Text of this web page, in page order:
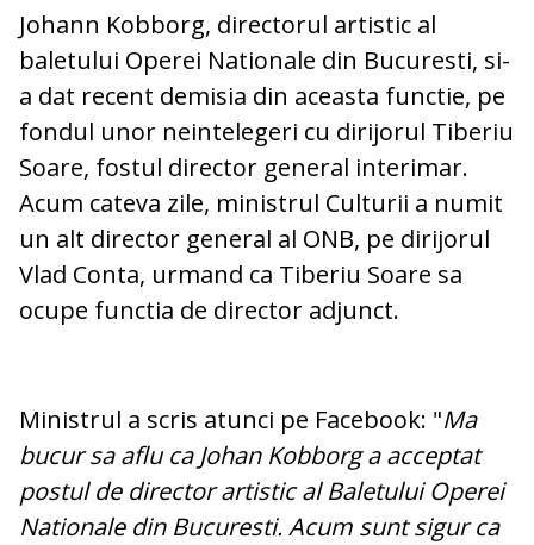
Johann Kobborg, directorul artistic al
baletului Operei Nationale din Bucuresti, si-
a dat recent demisia din aceasta functie, pe
fondul unor neintelegeri cu dirijorul Tiberiu
Soare, fostul director general interimar.
Acum cateva zile, ministrul Culturii a numit
un alt director general al ONB, pe dirijorul
Vlad Conta, urmand ca Tiberiu Soare sa
ocupe functia de director adjunct.
Ministrul a scris atunci pe Facebook: "Ma
bucur sa aflu ca Johan Kobborg a acceptat
postul de director artistic al Baletului Operei
Nationale din Bucuresti. Acum sunt sigur ca